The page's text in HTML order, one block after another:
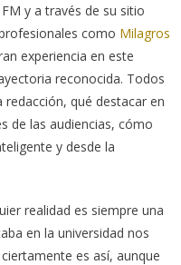
y a través de su sitio
como Milagros
experiencia en este
reconocida. Todos
qué destacar en
de las audiencias, cómo
y desde la
realidad es siempre una
en la universidad nos
es así, aunque